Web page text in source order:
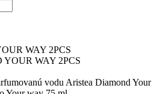
WAY 2PCS
vodu Aristea Diamond Your